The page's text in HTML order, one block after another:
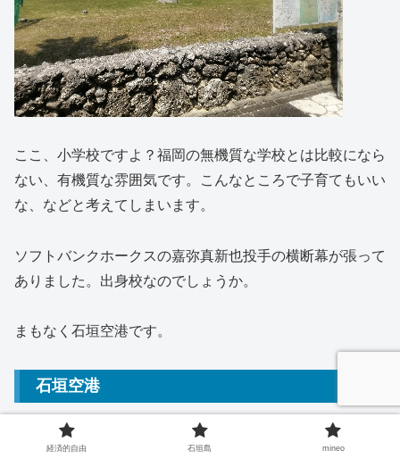
ここ、小学校ですよ？福岡の無機質な学校とは比較になら
ない、有機質な雰囲気です。こんなところで子育てもいい
な、などと考えてしまいます。
ソフトバンクホークスの嘉弥真新也投手の横断幕が張って
ありました。出身校なのでしょうか。
まもなく石垣空港です。
石垣空港
お土産経済的自由 石垣島 mineo